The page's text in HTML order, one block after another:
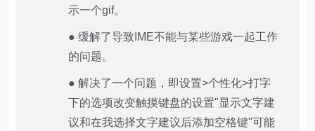
示一个gif。
● 缓解了导致IME不能与某些游戏一起工作
的问题。
● 解决了一个问题，即设置>个性化>打字
下的选项改变触摸键盘的设置"显示文字建
议和在我选择文字建议后添加空格键"可能